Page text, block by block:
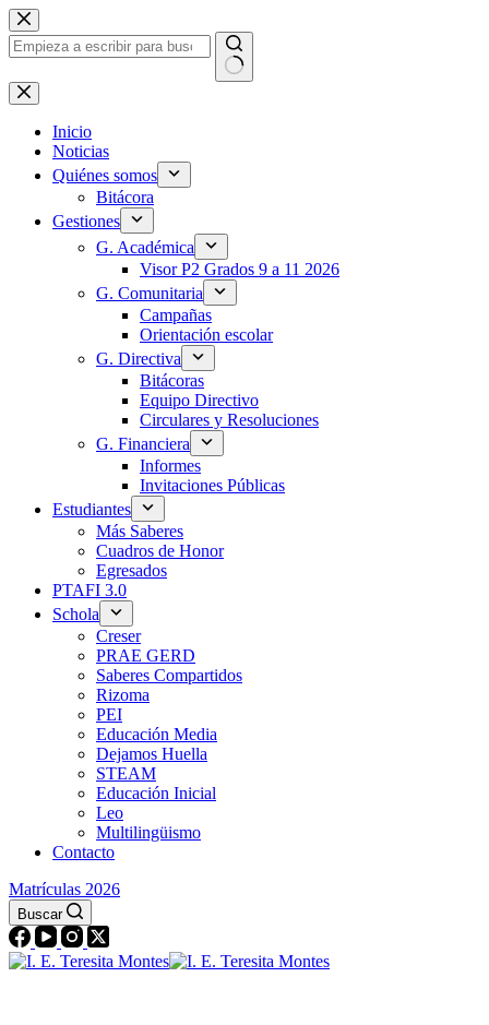
Saltar
al
contenido
Sin
resultados
Inicio
Noticias
Quiénes somos
Bitácora
Gestiones
G. Académica
Visor P2 Grados 9 a 11 2026
G. Comunitaria
Campañas
Orientación escolar
G. Directiva
Bitácoras
Equipo Directivo
Circulares y Resoluciones
G. Financiera
Informes
Invitaciones Públicas
Estudiantes
Más Saberes
Cuadros de Honor
Egresados
PTAFI 3.0
Schola
Creser
PRAE GERD
Saberes Compartidos
Rizoma
PEI
Educación Media
Dejamos Huella
STEAM
Educación Inicial
Leo
Multilingüismo
Contacto
Matrículas 2026
Buscar